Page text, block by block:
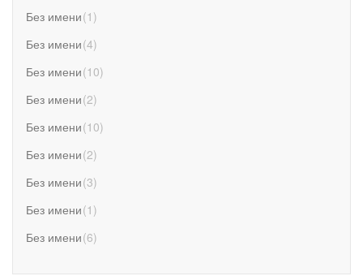
Без имени(1 )
Без имени(4)
Без имени(10)
Без имени(2)
Без имени(10)
Без имени(2)
Без имени(3)
Без имени(1 )
Без имени(6)